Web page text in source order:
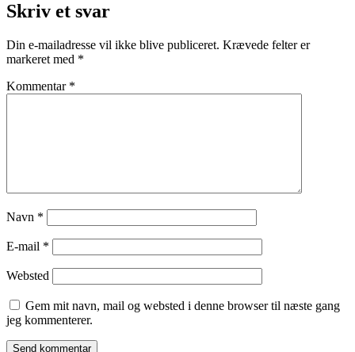
Skriv et svar
Din e-mailadresse vil ikke blive publiceret. Krævede felter er
markeret med *
Kommentar *
Navn *
E-mail *
Websted
Gem mit navn, mail og websted i denne browser til næste gang
jeg kommenterer.